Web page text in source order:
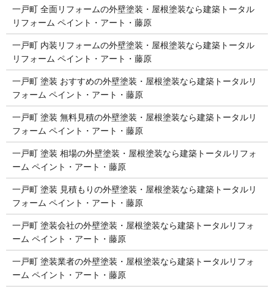
一戸町 全面リフォームの外壁塗装・屋根塗装なら建築トータル
リフォーム ペイント・アート・藤原
一戸町 内装リフォームの外壁塗装・屋根塗装なら建築トータル
リフォーム ペイント・アート・藤原
一戸町 塗装 おすすめの外壁塗装・屋根塗装なら建築トータルリ
フォーム ペイント・アート・藤原
一戸町 塗装 無料見積の外壁塗装・屋根塗装なら建築トータルリ
フォーム ペイント・アート・藤原
一戸町 塗装 相場の外壁塗装・屋根塗装なら建築トータルリフォ
ーム ペイント・アート・藤原
一戸町 塗装 見積もりの外壁塗装・屋根塗装なら建築トータルリ
フォーム ペイント・アート・藤原
一戸町 塗装会社の外壁塗装・屋根塗装なら建築トータルリフォ
ーム ペイント・アート・藤原
一戸町 塗装業者の外壁塗装・屋根塗装なら建築トータルリフォ
ーム ペイント・アート・藤原